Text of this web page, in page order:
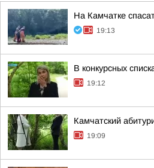
На Камчатке
19:13
В конкурсных
19:12
Камчатский
19:09